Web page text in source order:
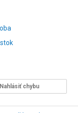
Nahlásiť chybu